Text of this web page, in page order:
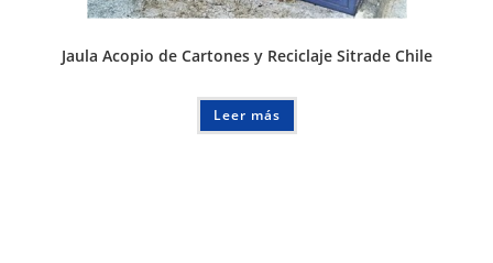
Jaula Acopio de Cartones y Reciclaje Sitrade Chile
Leer más